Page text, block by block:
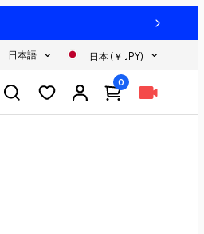
日本語 日本 (￥ JPY)
0